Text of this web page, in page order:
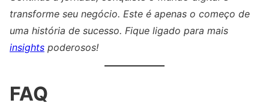
transforme seu negócio. Este é apenas o começo de
uma história de sucesso. Fique ligado para mais
insights poderosos!
FAQ